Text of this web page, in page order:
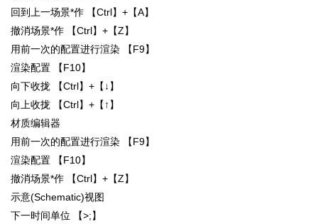
回到上一场景*作 【Ctrl】+【A】
撤消场景*作 【Ctrl】+【Z】
用前一次的配置进行渲染 【F9】
渲染配置 【F10】
向下收拢 【Ctrl】+【↓】
向上收拢 【Ctrl】+【↑】
材质编辑器
用前一次的配置进行渲染 【F9】
渲染配置 【F10】
撤消场景*作 【Ctrl】+【Z】
示意(Schematic)视图
下一时间单位 【>;】